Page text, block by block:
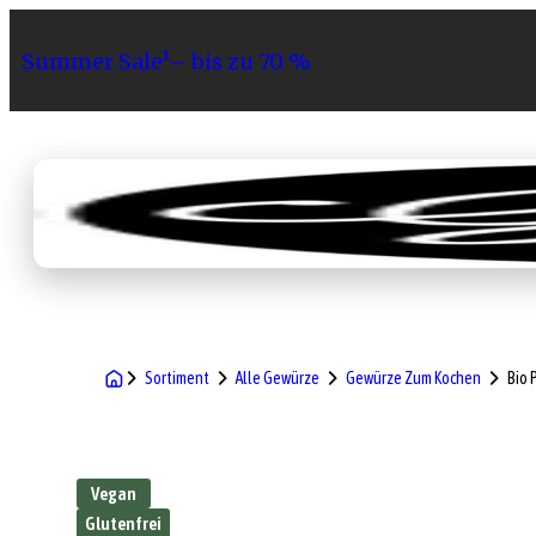
Summer Sale¹– bis zu 70 %
Sortiment Geschenke
Sortiment Alle Gewürze Gewürze Zum Kochen Bio
Vegan
Glutenfrei